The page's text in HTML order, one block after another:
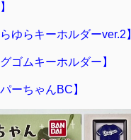
ゆらキーホルダーver.2】
ゴムキーホルダー】
ーちゃんBC】